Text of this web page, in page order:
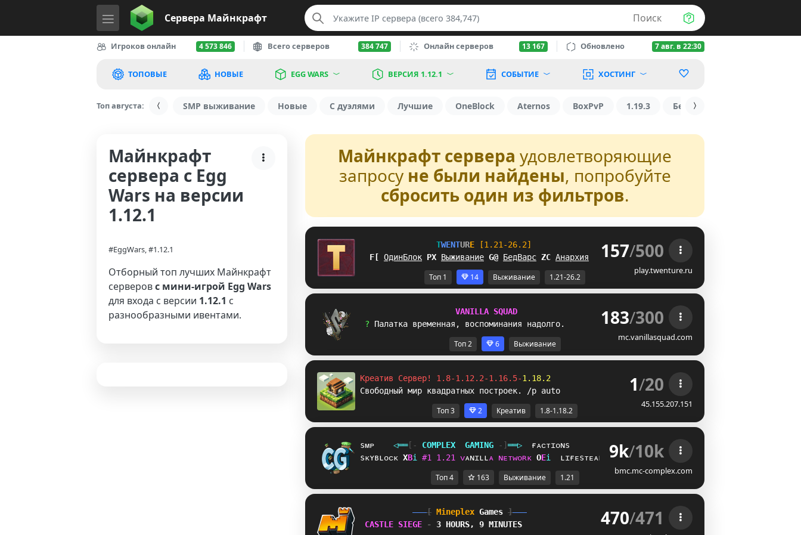
Сервера Майнкрафт Поиск
Игроков онлайн 4 573 846 Всего серверов 384 747 Онлайн серверов 13 167 Обновлено 7 авг. в 22:30
ТОПОВЫЕ НОВЫЕ EGG WARS ВЕРСИЯ 1.12.1 СОБЫТИЕ ХОСТИНГ
Топ августа: SMP выживание Новые С дуэлями Лучшие OneBlock Aternos BoxPvP 1.19.3 БедВарс
Майнкрафт
сервера с Egg
Wars на версии
1.12.1
#EggWars, #1.12.1
Отборный топ лучших Майнкрафт
серверовс мини-игрой Egg Wars
для входа с версии 1.12.1 с
разнообразными ивентами.
Майнкрафт сервера удовлетворяющие
запросу не были найдены, попробуйте
сбросить один из фильтров.
TWENTURE
[1.21-26.2]
VS ОдинБлок \T Выживание ]E БедВарс OL Анархия 157/500
play.twenture.ru
Топ 1 14 Выживание 1.21-26.2
VANIL L A SQUAD
? Палатка временная , воспоминания надолго. 183/300
mc.vanillasquad.com
Топ 2 6 Выживание
Креатив Сервер! 1.8-1.12.2-1.16.5-1.18.2
Свободный мир квадратных построек. /p auto
1/20
45.155.207.151
Топ 3 2 Креатив 1.8-1.18.2
sᴍᴘ ◁══[‐ COMPL EX GAMING ‐]══▷
ғᴀᴄᴛɪᴏɴs
sᴋʏʙʟᴏᴄᴋ [[i #1 1 . 21 ᴠᴀɴɪʟʟᴀ ɴᴇᴛᴡᴏʀᴋ OTi ʟɪғᴇsᴛᴇᴀʟ 9k/10k
bmc.mc-complex.com
Топ 4 163 Выживание 1.21
[ Mineplex Games ]
CASTLE SIEGE
- 3 HOURS, 9 MINUTES 470/471